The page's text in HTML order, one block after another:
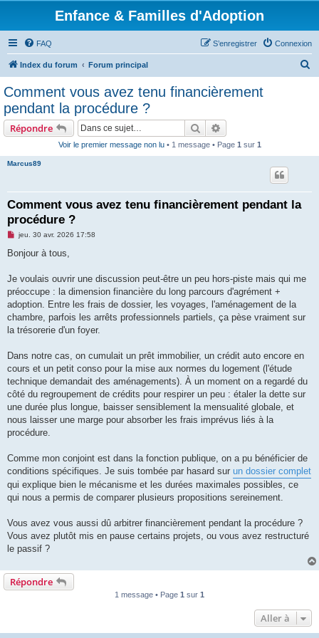
Enfance & Familles d'Adoption
FAQ Connexion
S’enregistrer
Index du forum Forum principal
Comment vous avez tenu financièrement
pendant la procédure ?
Répondre Rechercher
Voir le premier message non lu• 1 message • Page 1 sur 1
Marcus89
Comment vous avez tenu financièrement pendant la
procédure ?
M
s
g
n
o
l
u
jeu. 30 avr. 2026 17:58
Bonjour à tous,
Je voulais ouvrir une discussion peut-être un peu hors-piste mais qui me
préoccupe : la dimension financière du long parcours d'agrément +
adoption. Entre les frais de dossier, les voyages, l'aménagement de la
chambre, parfois les arrêts professionnels partiels, ça pèse vraiment sur
la trésorerie d'un foyer.
Dans notre cas, on cumulait un prêt immobilier, un crédit auto encore en
cours et un petit conso pour la mise aux normes du logement (l'étude
technique demandait des aménagements). À un moment on a regardé du
côté du regroupement de crédits pour respirer un peu : étaler la dette sur
une durée plus longue, baisser sensiblement la mensualité globale, et
nous laisser une marge pour absorber les frais imprévus liés à la
procédure.
Comme mon conjoint est dans la fonction publique, on a pu bénéficier de
conditions spécifiques. Je suis tombée par hasard sur un dossier complet
qui explique bien le mécanisme et les durées maximales possibles, ce
qui nous a permis de comparer plusieurs propositions sereinement.
Vous avez vous aussi dû arbitrer financièrement pendant la procédure ?
Vous avez plutôt mis en pause certains projets, ou vous avez restructuré
le passif ?
Répondre
1 message • Page 1 sur 1
Aller à